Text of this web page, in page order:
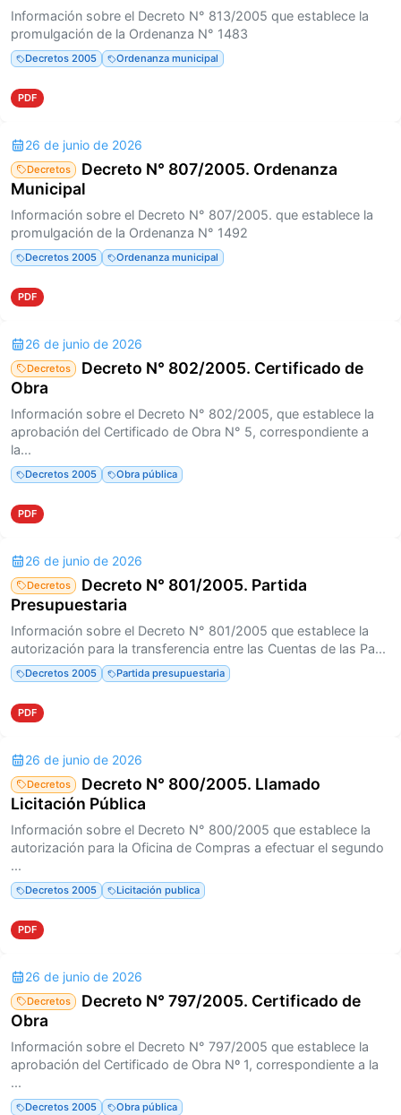
Información sobre el Decreto N° 813/2005 que establece la
promulgación de la Ordenanza N° 1483
Decretos 2005 Ordenanza municipal
PDF
26 de junio de 2026
Decretos
Decreto N° 807/2005. Ordenanza
Municipal
Información sobre el Decreto N° 807/2005. que establece la
promulgación de la Ordenanza N° 1492
Decretos 2005 Ordenanza municipal
PDF
26 de junio de 2026
Decretos
Decreto N° 802/2005. Certificado de
Obra
Información sobre el Decreto N° 802/2005, que establece la
aprobación del Certificado de Obra N° 5, correspondiente a
la...
Decretos 2005 Obra pública
PDF
26 de junio de 2026
Decretos
Decreto N° 801/2005. Partida
Presupuestaria
Información sobre el Decreto N° 801/2005 que establece la
autorización para la transferencia entre las Cuentas de las Pa...
Decretos 2005 Partida presupuestaria
PDF
26 de junio de 2026
Decretos
Decreto N° 800/2005. Llamado
Licitación Pública
Información sobre el Decreto N° 800/2005 que establece la
autorización para la Oficina de Compras a efectuar el segundo
...
Decretos 2005 Licitación publica
PDF
26 de junio de 2026
Decretos
Decreto N° 797/2005. Certificado de
Obra
Información sobre el Decreto N° 797/2005 que establece la
aprobación del Certificado de Obra Nº 1, correspondiente a la
...
Decretos 2005 Obra pública